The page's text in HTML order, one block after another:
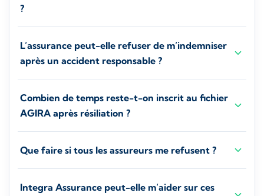
?
L’assurance peut-elle refuser de m’indemniser
après un accident responsable ?
Combien de temps reste-t-on inscrit au fichier
AGIRA après résiliation ?
Que faire si tous les assureurs me refusent ?
Integra Assurance peut-elle m’aider sur ces